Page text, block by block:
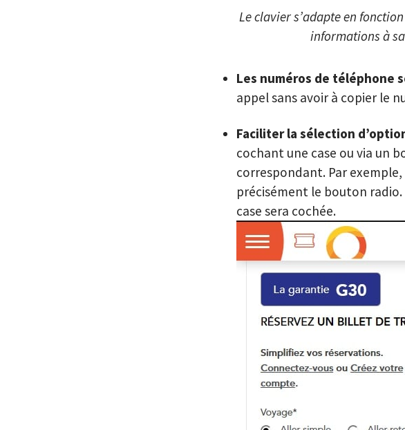
Le clavier s’adapte en
informations à
Les numéros de téléphone
appel sans avoir à copier le
Faciliter la sélection
cochant une case ou via un
correspondant. Par exemple,
précisément le bouton radio.
case sera cochée.